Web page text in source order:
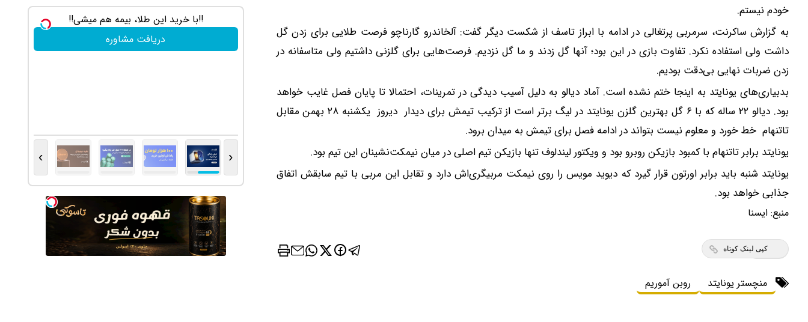
خودم نیستم.
به گزارش ساکرنت، سرمربی پرتغالی در ادامه با ابراز تاسف از شکست دیگر گفت: آلخاندرو گارناچو فرصت طلایی برای زدن گل
داشت ولی استفاده نکرد. تفاوت بازی در این بود؛ آنها گل زدند و ما گل نزدیم. فرصت‌هایی برای گلزنی داشتیم ولی متاسفانه در
زدن ضربات نهایی بی‌دقت‌ بودیم.
بدبیاری‌های یونایتد به اینجا ختم نشده است. آماد دیالو به دلیل آسیب دیدگی در تمرینات، احتمالا تا پایان فصل غایب خواهد
بود. دیالو ۲۲ ساله که با ۶ گل بهترین گلزن یونایتد در لیگ برتر است از ترکیب تیمش برای دیدار دیروز یکشنبه ۲۸ بهمن مقابل
تاتنهام خط خورد و معلوم نیست بتواند در ادامه فصل برای تیمش به میدان برود.
یونایتد برابر تاتنهام با کمبود بازیکن روبرو بود و ویکتور لیندلوف تنها بازیکن تیم اصلی در میان نیمکت‌نشینان این تیم بود.
یونایتد شنبه باید برابر اورتون قرار گیرد که دیوید مویس را روی نیمکت مربیگری‌اش دارد و تقابل این مربی با تیم سابقش اتفاق
جذابی خواهد بود.
منبع: ايسنا
کپی لینک کوتاه
منچستر یونایتد روبن آموریم
‼️با خرید این طلا، بیمه هم میشی‼️
دریافت مشاوره
‹
›